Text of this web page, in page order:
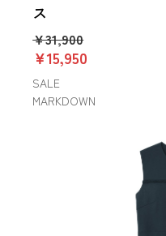
ス
￥31,900
￥15,950
SALE
MARKDOWN